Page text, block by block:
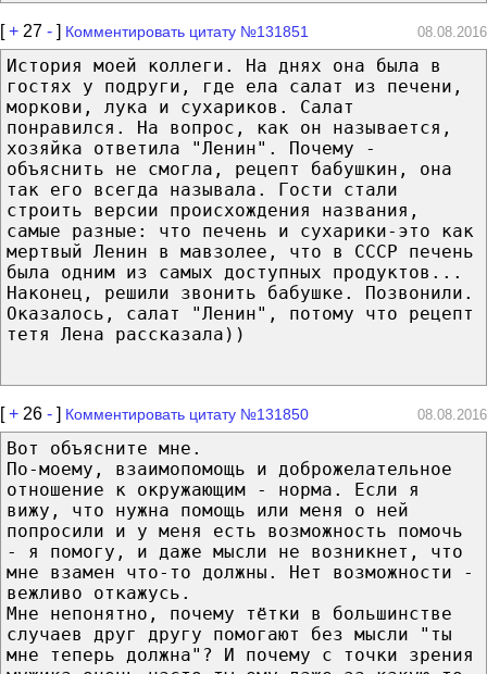
[+ 27 - ] Комментировать цитату №131851 08.08.2016
История моей коллеги. На днях она была в
гостях у подруги, где ела салат из печени,
моркови, лука и сухариков. Салат
понравился. На вопрос, как он называется,
хозяйка ответила "Ленин". Почему -
объяснить не смогла, рецепт бабушкин, она
так его всегда называла. Гости стали
строить версии происхождения названия,
самые разные: что печень и сухарики-это как
мертвый Ленин в мавзолее, что в СССР печень
была одним из самых доступных продуктов...
Наконец, решили звонить бабушке. Позвонили.
Оказалось, салат "Ленин", потому что рецепт
тетя Лена рассказала))
[+ 26 - ] Комментировать цитату №131850 08.08.2016
Вот объясните мне.
По-моему, взаимопомощь и доброжелательное
отношение к окружающим - норма. Если я
вижу, что нужна помощь или меня о ней
попросили и у меня есть возможность помочь
- я помогу, и даже мысли не возникнет, что
мне взамен что-то должны. Нет возможности -
вежливо откажусь.
Мне непонятно, почему тётки в большинстве
случаев друг другу помогают без мысли "ты
мне теперь должна"? И почему с точки зрения